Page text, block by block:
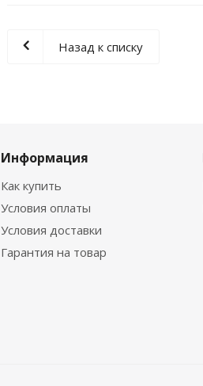
Назад к списку
Информация
Как купить
Условия оплаты
Условия доставки
Гарантия на товар